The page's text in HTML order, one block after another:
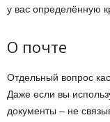
у вас определённую
О почте
Отдельный вопрос
Даже если вы
документы – не